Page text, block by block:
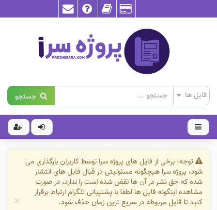
جستجو
توجه: برخی از فایل های پروژه سرا توسط کاربران بارگذاری می
شود، پروژه سرا هیچگونه مسئولیتی در قبال فایل های انتشار
شده که حق نشر در آن ها نقض شده است را ندارد، در صورت
مشاهده اینگونه فایل ها لطفا با پشتیبانی تلگرام ارتباط برقرار
کنید تا فایل مربوطه در سریع ترین زمان حذف شود.
×